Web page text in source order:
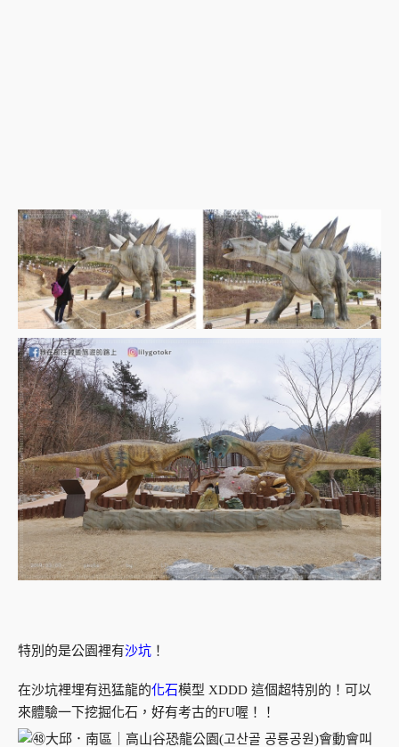
特別的是公園裡有沙坑 ！
在沙坑裡埋有迅猛龍的化石模型 XDDD 這個超特別的！可以
來體驗一下挖掘化石，好有考古的FU喔！！